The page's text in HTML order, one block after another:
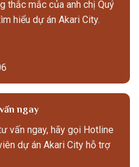
thắc mắc của anh chị Quý
hiểu dự án Akari City.
ngay
vấn ngay, hãy gọi Hotline
dự án Akari City hỗ trợ